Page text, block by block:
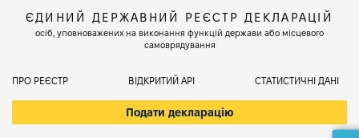
ЄДИНИЙ ДЕРЖАВНИЙ РЕЄСТР ДЕКЛАРАЦІЙ
осіб, уповноважених на виконання функцій держави або місцевого
самоврядування
ПРО РЕЄСТР ВІДКРИТИЙ АРІ СТАТИСТИЧНІ ДАНІ
Подати декларацію